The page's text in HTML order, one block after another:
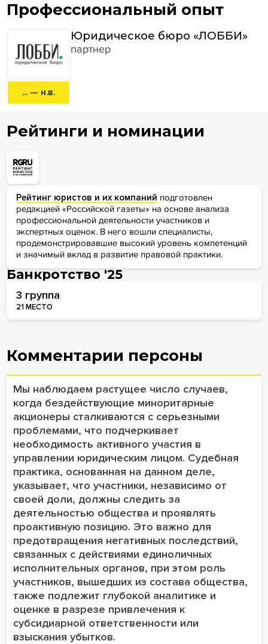
Профессиональный опыт
... — н.в.
Юридическое бюро «ЛОББИ»
партнер
Рейтинги и номинации
Рейтинг юристов и их компаний подготовлен
редакцией «Российской газеты» на основе анализа
профессиональной деятельности участников и
экспертных оценок. В него вошли специалисты,
продемонстрировавшие высокий уровень компетенций
и значимый вклад в развитие правовой практики.
Банкротство '25
3 группа
21 МЕСТО
Комментарии персоны
Мы наблюдаем растущее число случаев,
когда бездействующие миноритарные
акционеры сталкиваются с серьезными
проблемами, что подчеркивает
необходимость активного участия в
управлении юридическим лицом. Судебная
практика, основанная на данном деле,
указывает, что участники, независимо от
своей доли, должны следить за
деятельностью общества и проявлять
проактивную позицию. Это важно для
предотвращения негативных последствий,
связанных с действиями единоличных
исполнительных органов, при этом роль
участников, вышедших из состава общества,
также подлежит глубокой аналитике и
оценке в разрезе привлечения к
субсидиарной ответственности или
взыскания убытков.